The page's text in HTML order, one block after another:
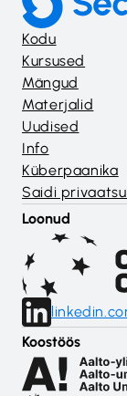
Kodu
Kursused
Mängud
Materjalid
Uudised
Info
Küberpaanika
Saidi
Loonud
Koostöös